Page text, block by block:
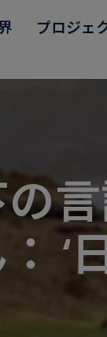
プロジェ
Read more
Read more
Read more
Read more
Read more
‘